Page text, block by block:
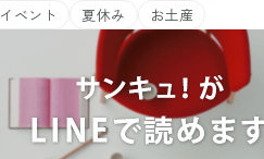
イベント
夏休み お土産